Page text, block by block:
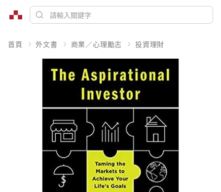
首頁 外文書 商業／心理勵志 投資理財